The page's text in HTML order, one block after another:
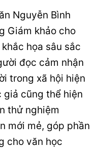
Nguyễn Bình
Giám khảo cho
họa sâu sắc
đọc cảm nhận
trong xã hội hiện
giả cũng thể hiện
thử nghiệm
mới mẻ, góp phần
cho văn học